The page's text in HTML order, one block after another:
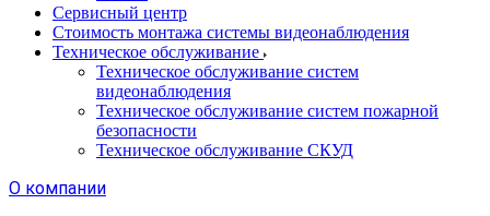
Сервисный центр
Стоимость монтажа системы видеонаблюдения
Техническое обслуживание
Техническое обслуживание систем
видеонаблюдения
Техническое обслуживание систем пожарной
безопасности
Техническое обслуживание СКУД
О компании